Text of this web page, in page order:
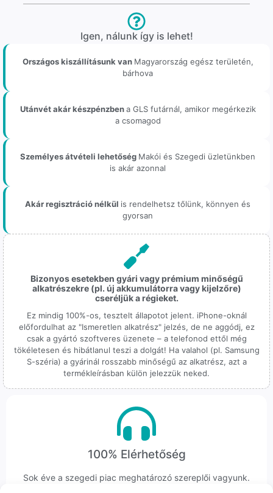
Igen, nálunk így is lehet!
Országos kiszállításunk van Magyarország egész területén,
bárhova
Utánvét akár készpénzbena GLS futárnál, amikor megérkezik
a csomagod
Személyes átvételi lehetőség Makói és Szegedi üzletünkben
is akár azonnal
Akár regisztráció nélkül is rendelhetsz tőlünk, könnyen és
gyorsan
Bizonyos esetekben gyári vagy prémium minőségű
alkatrészekre (pl. új akkumulátorra vagy kijelzőre)
cseréljük a régieket.
Ez mindig 100%-os, tesztelt állapotot jelent. iPhone-oknál
előfordulhat az "Ismeretlen alkatrész" jelzés, de ne aggódj, ez
csak a gyártó szoftveres üzenete – a telefonod ettől még
tökéletesen és hibátlanul teszi a dolgát! Ha valahol (pl. Samsung
S-széria) a gyárinál rosszabb minőségű az alkatrész, azt a
termékleírásban külön jelezzük neked.
100% Elérhetőség
Sok éve a szegedi piac meghatározó szereplői vagyunk.